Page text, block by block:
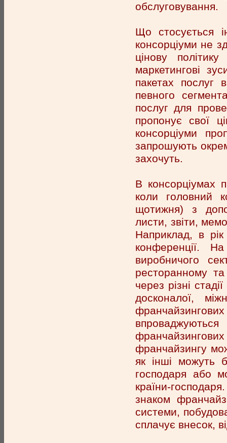
обслуговування.
Що стосується
консорціуми не
цінову
маркетингові
пакетах послуг
певного
послуг для
пропонує свої
консорціуми
запрошують
захочуть.
В консорціумах
коли головний
щотижня) з
листи, звіти,
Наприклад, в
конференції.
виробничого
ресторанному
через різні
досконалої,
франчайзингу
як інші можуть
господаря або
країни-
знаком
системи,
сплачує внесок,